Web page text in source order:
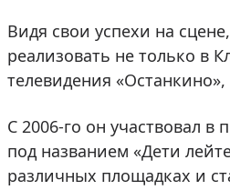
Видя свои успехи на
реализовать не только в
телевидения
С 2006-го он участвовал
под названием «Дети
различных площадках и